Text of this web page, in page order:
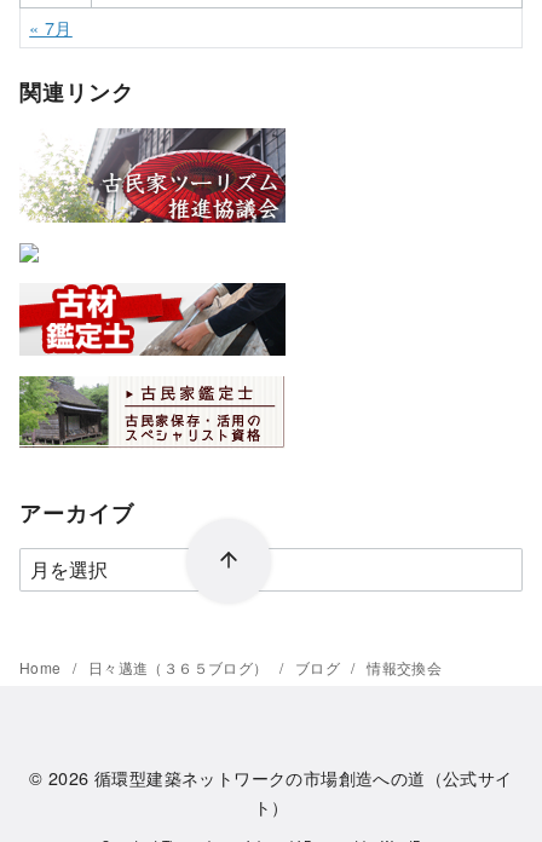
« 7月
関連リンク
アーカイブ
ア
ー
イ
Home 日々邁進（３６５ブログ） ブログ 情報交換会
© 2026循環型建築ネットワークの市場創造への道（公式サイ
ト）